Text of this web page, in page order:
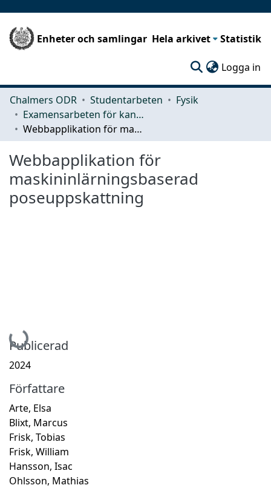
Enheter och samlingar Hela arkivet Statistik
Logga in
Chalmers ODR Studentarbeten
Fysik
Examensarbeten för kandidatexamen
Webbapplikation för maskininlärningsbaserad poseuppskattning
Webbapplikation för
maskininlärningsbaserad
poseuppskattning
Hämtar...
Publicerad
2024
Författare
Arte, Elsa
Blixt, Marcus
Frisk, Tobias
Frisk, William
Hansson, Isac
Ohlsson, Mathias